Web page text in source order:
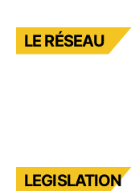
LE RÉSEAU
LEGISLATION